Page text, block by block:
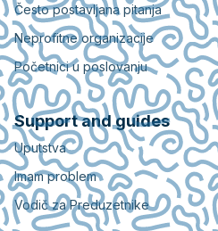
Često postavljana pitanja
Neprofitne organizacije
Početnici u poslovanju
Support and guides
Uputstva
Imam problem
Vodič za Preduzetnike